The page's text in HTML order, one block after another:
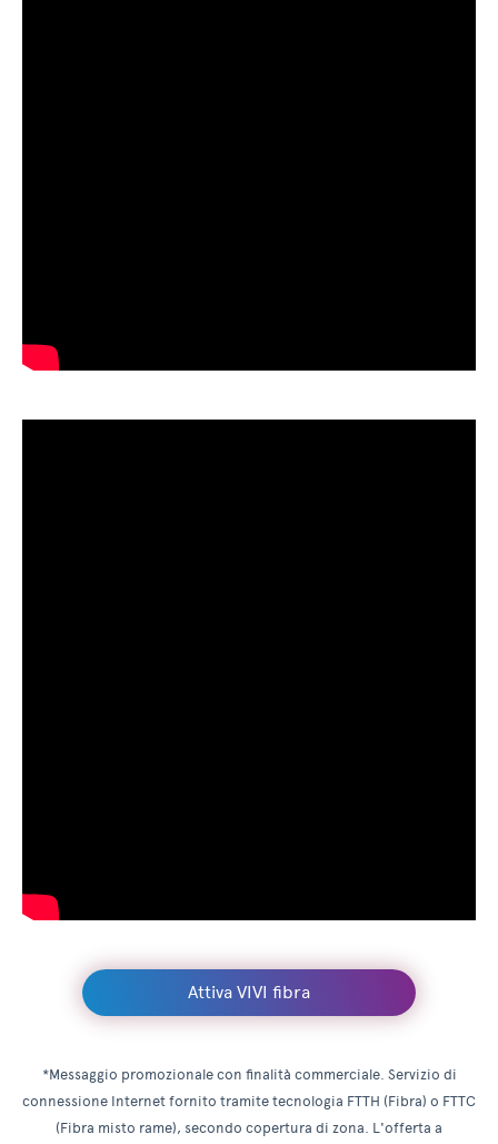
Attiva VIVI fibra
*Messaggio promozionale con finalità commerciale. Servizio di
connessione Internet fornito tramite tecnologia FTTH (Fibra) o FTTC
(Fibra misto rame), secondo copertura di zona. L'offerta a